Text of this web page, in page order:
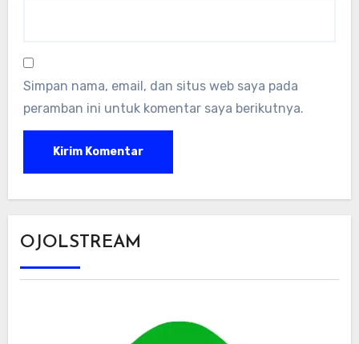
Simpan nama, email, dan situs web saya pada
peramban ini untuk komentar saya berikutnya.
OJOLSTREAM